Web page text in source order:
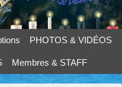
PHOTOS & VIDÉOS
Membres & STAFF